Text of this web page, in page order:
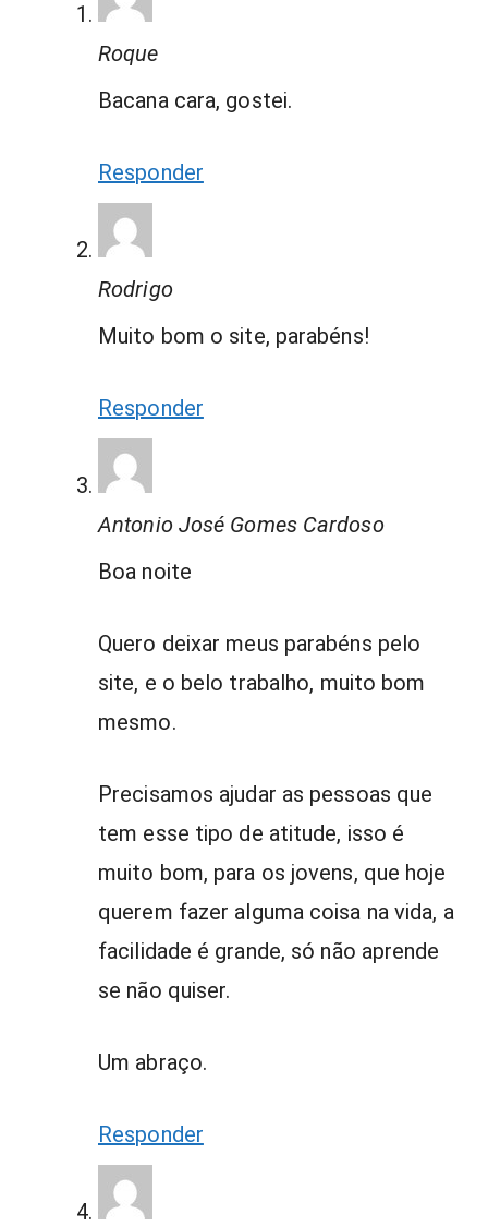
Roque
Bacana cara, gostei.
Responder
Rodrigo
Muito bom o site, parabéns!
Responder
Antonio José Gomes Cardoso
Boa noite
Quero deixar meus parabéns pelo
site, e o belo trabalho, muito bom
mesmo.
Precisamos ajudar as pessoas que
tem esse tipo de atitude, isso é
muito bom, para os jovens, que hoje
querem fazer alguma coisa na vida, a
facilidade é grande, só não aprende
se não quiser.
Um abraço.
Responder